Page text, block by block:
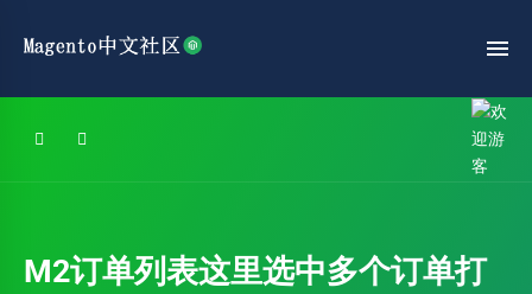
M2订单列表这里选中多个订单打